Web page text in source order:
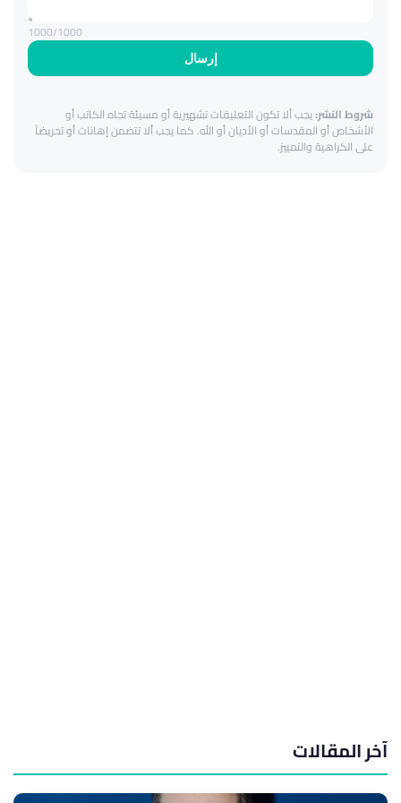
إرسال
1000/1000
شروط النشر:يجب ألا تكون التعليقات تشهيرية أو مسيئة تجاه الكاتب أو
الأشخاص أو المقدسات أو الأديان أو الله. كما يجب ألا تتضمن إهانات أو تحريضاً
على الكراهية والتمييز.
آخر المقالات